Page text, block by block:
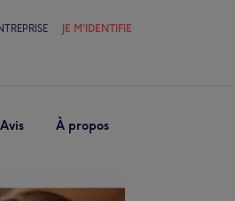
JE M'IDENTIFIE
Avis À propos